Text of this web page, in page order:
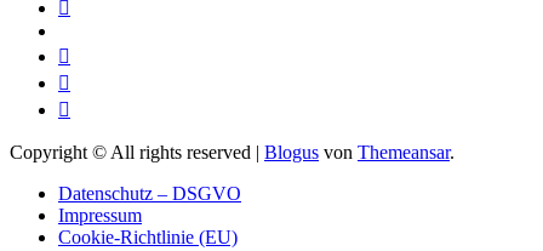
Copyright © All rights reserved | Blogus von Themeansar.
Datenschutz – DSGVO
Impressum
Cookie-Richtlinie (EU)